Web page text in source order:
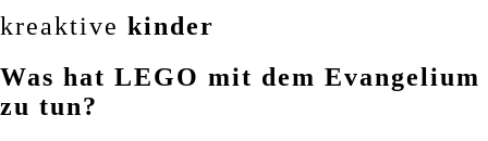
kreaktive kinder
Was hat LEGO mit dem Evangelium
zu tun?